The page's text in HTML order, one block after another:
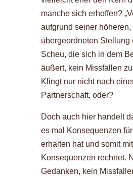
manche sich erhoffen?
aufgrund seiner höheren,
übergeordneten Stellung
Scheu, die sich in dem
äußert, kein Missfallen zu
Klingt nur nicht nach
Partnerschaft, oder?
Doch auch hier handelt
es mal Konsequenzen
erhalten hat und somit
Konsequenzen rechnet.
Gedanken, kein